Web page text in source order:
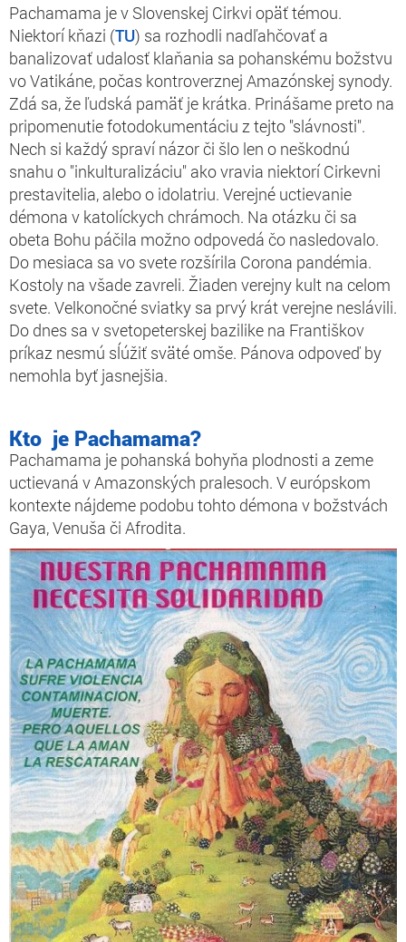
Pachamama je v Slovenskej Cirkvi opäť témou.
Niektorí kňazi (TU) sa rozhodli nadľahčovať a
banalizovať udalosť klaňania sa pohanskému božstvu
vo Vatikáne, počas kontroverznej Amazónskej synody.
Zdá sa, že ľudská pamäť je krátka. Prinášame preto na
pripomenutie fotodokumentáciu z tejto "slávnosti".
Nech si každý spraví názor či šlo len o neškodnú
snahu o "inkulturalizáciu" ako vravia niektorí Cirkevni
prestavitelia, alebo o idolatriu. Verejné uctievanie
démona v katolíckych chrámoch. Na otázku či sa
obeta Bohu páčila možno odpovedá čo nasledovalo.
Do mesiaca sa vo svete rozšírila Corona pandémia.
Kostoly na všade zavreli. Žiaden verejny kult na celom
svete. Velkonočné sviatky sa prvý krát verejne neslávili.
Do dnes sa v svetopeterskej bazilike na Františkov
príkaz nesmú sĺúžiť sväté omše. Pánova odpoveď by
nemohla byť jasnejšia.
Kto je Pachamama?
Pachamama je pohanská bohyňa plodnosti a zeme
uctievaná v Amazonských pralesoch. V európskom
kontexte nájdeme podobu tohto démona v božstvách
Gaya, Venuša či Afrodita.